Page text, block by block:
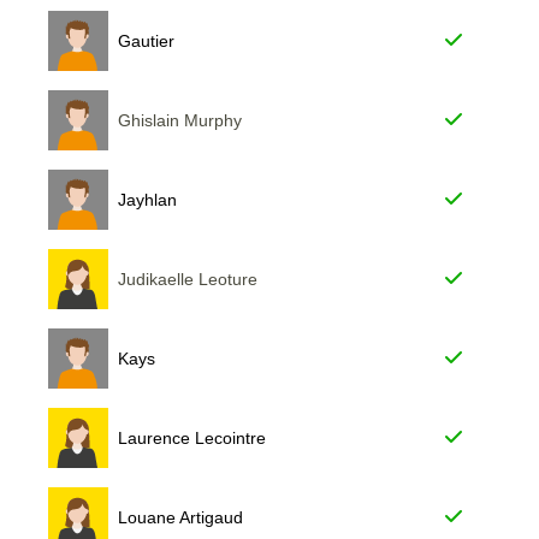
Gautier
Ghislain Murphy
Jayhlan
Judikaelle Leoture
Kays
Laurence Lecointre
Louane Artigaud